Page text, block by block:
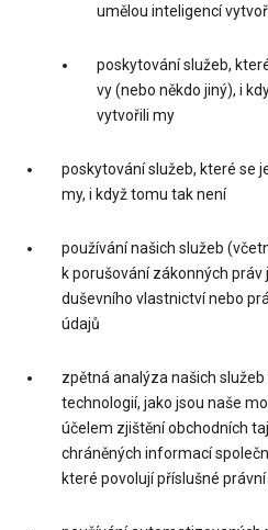
umělou inteligencí
poskytování služeb,
vy (nebo někdo jiný), i
vytvořili my
poskytování služeb, které se
my, i když tomu tak není
používání našich služeb
k porušování zákonných práv
duševního vlastnictví nebo
údajů
zpětná analýza našich
technologií, jako jsou naše
účelem zjištění obchodních
chráněných informací
které povolují příslušné